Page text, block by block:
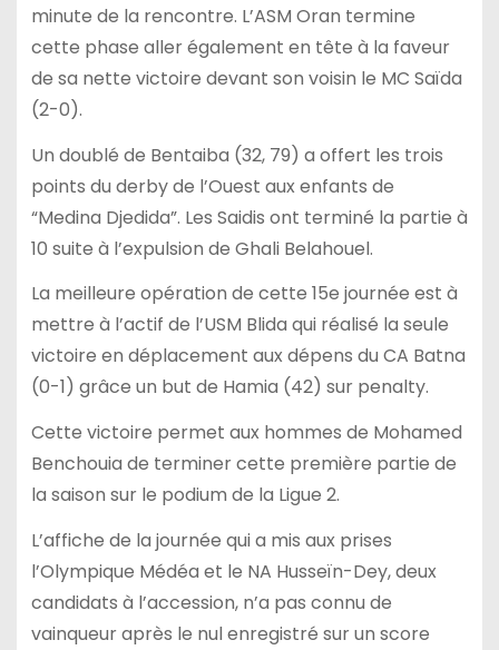
minute de la rencontre. L’ASM Oran termine
cette phase aller également en tête à la faveur
de sa nette victoire devant son voisin le MC Saïda
(2-0).
Un doublé de Bentaiba (32, 79) a offert les trois
points du derby de l’Ouest aux enfants de
“Medina Djedida”. Les Saidis ont terminé la partie à
10 suite à l’expulsion de Ghali Belahouel.
La meilleure opération de cette 15e journée est à
mettre à l’actif de l’USM Blida qui réalisé la seule
victoire en déplacement aux dépens du CA Batna
(0-1) grâce un but de Hamia (42) sur penalty.
Cette victoire permet aux hommes de Mohamed
Benchouia de terminer cette première partie de
la saison sur le podium de la Ligue 2.
L’affiche de la journée qui a mis aux prises
l’Olympique Médéa et le NA Husseïn-Dey, deux
candidats à l’accession, n’a pas connu de
vainqueur après le nul enregistré sur un score